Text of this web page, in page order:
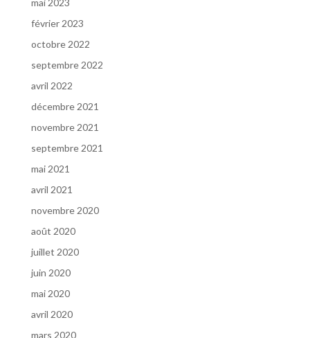
mai 2023
février 2023
octobre 2022
septembre 2022
avril 2022
décembre 2021
novembre 2021
septembre 2021
mai 2021
avril 2021
novembre 2020
août 2020
juillet 2020
juin 2020
mai 2020
avril 2020
mars 2020